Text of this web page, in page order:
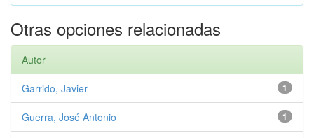
Otras opciones relacionadas
Autor
1
Garrido, Javier
1
Guerra, José Antonio